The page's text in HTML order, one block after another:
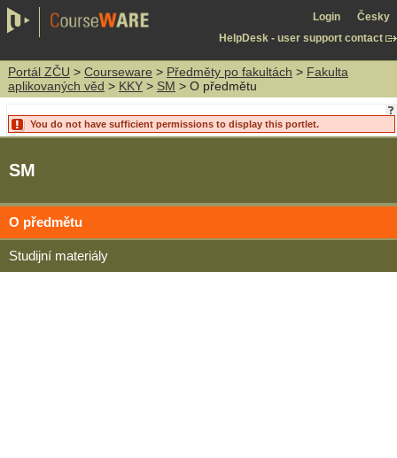
Login
Česky
HelpDesk - user support contact
Portál ZČU > Courseware > Předměty po fakultách > Fakulta
aplikovaných věd > KKY > SM > O předmětu
SM
O předmětu
Studijní materiály
You do not have sufficient permissions to display this portlet.